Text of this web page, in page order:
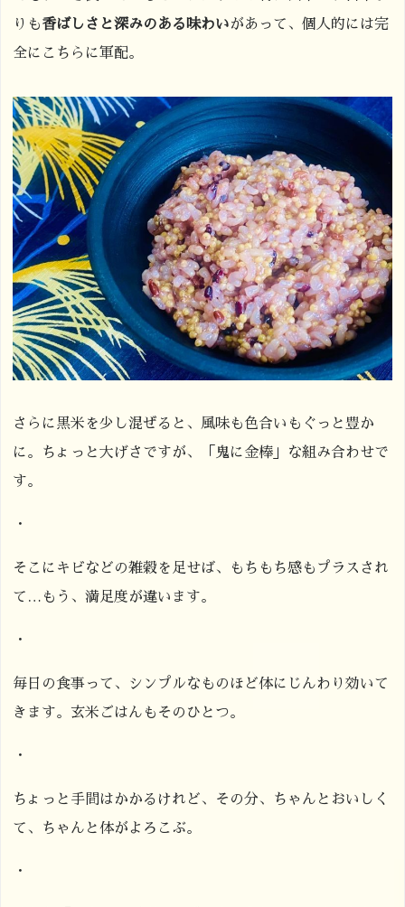
りも香ばしさと深みのある味わいがあって、個人的には完
全にこちらに軍配。
さらに黒米を少し混ぜると、風味も色合いもぐっと豊か
に。ちょっと大げさですが、「鬼に金棒」な組み合わせで
す。
・
そこにキビなどの雑穀を足せば、もちもち感もプラスされ
て…もう、満足度が違います。
・
毎日の食事って、シンプルなものほど体にじんわり効いて
きます。玄米ごはんもそのひとつ。
・
ちょっと手間はかかるけれど、その分、ちゃんとおいしく
て、ちゃんと体がよろこぶ。
・